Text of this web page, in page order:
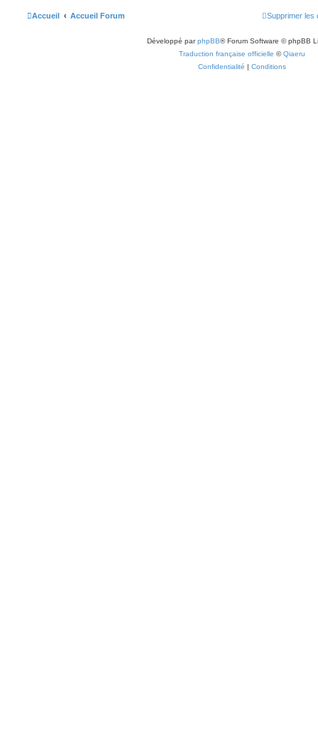
Accueil Accueil Forum Supprimer les
Développé parphpBB® Forum Software © phpBB
Traduction française officielle ©Qiaeru
Confidentialité | Conditions